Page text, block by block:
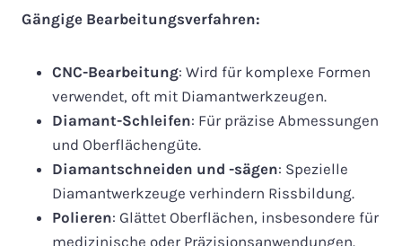
Gängige Bearbeitungsverfahren:
CNC-Bearbeitung: Wird für komplexe Formen
verwendet, oft mit Diamantwerkzeugen.
Diamant-Schleifen: Für präzise Abmessungen
und Oberflächengüte.
Diamantschneiden und -sägen: Spezielle
Diamantwerkzeuge verhindern Rissbildung.
Polieren: Glättet Oberflächen, insbesondere für
medizinische oder Präzisionsanwendungen.